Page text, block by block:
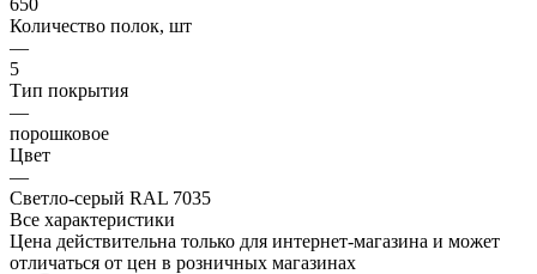
Количество полок, шт
—
5
Тип покрытия
—
порошковое
Цвет
—
Светло-серый RAL 7035
Все характеристики
Цена действительна только для интернет-магазина и может
отличаться от цен в розничных магазинах